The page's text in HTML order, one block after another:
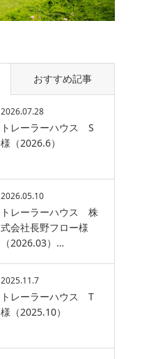
おすすめ記事
2026.07.28
トレーラーハウス S
様（2026.6）
2026.05.10
トレーラーハウス 株
式会社長野フロー様
（2026.03）…
2025.11.7
トレーラーハウス T
様（2025.10）